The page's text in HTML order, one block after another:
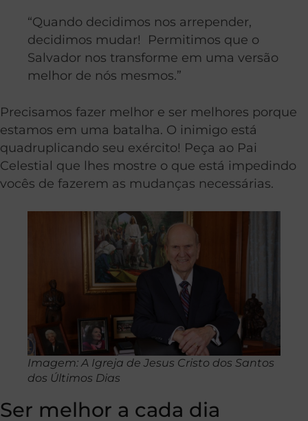
“Quando decidimos nos arrepender,
decidimos mudar! Permitimos que o
Salvador nos transforme em uma versão
melhor de nós mesmos.”
Precisamos fazer melhor e ser melhores porque
estamos em uma batalha. O inimigo está
quadruplicando seu exército! Peça ao Pai
Celestial que lhes mostre o que está impedindo
vocês de fazerem as mudanças necessárias.
Imagem: A Igreja de Jesus Cristo dos Santos
dos Últimos Dias
Ser melhor a cada dia